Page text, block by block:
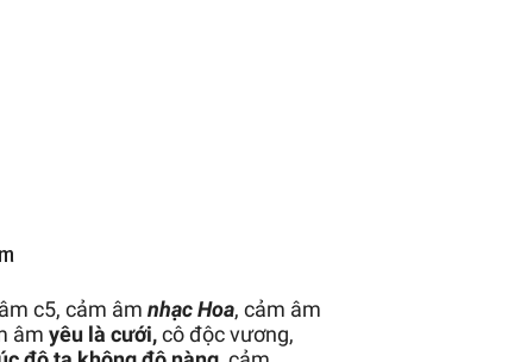
c5, cảm âm nhạc Hoa, cảm âm
âm yêu là cưới,cô độc vương,